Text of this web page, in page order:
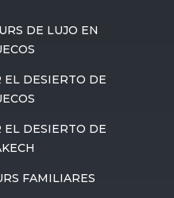
DE LUJO EN
EL DESIERTO DE
EL DESIERTO DE
FAMILIARES